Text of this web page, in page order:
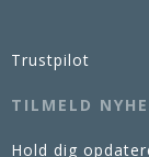
Trustpilot
TILMELD
Hold dig